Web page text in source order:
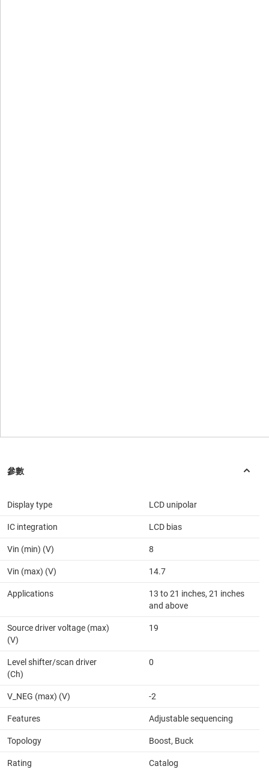
Display type LCD unipolar
IC integration LCD bias
Vin (min) (V) 8
Vin (max) (V) 14.7
Applications
13 to 21 inches, 21 inches
and above
Source driver voltage (max)
(V)
19
Level shifter/scan driver
(Ch)
0
V_NEG (max) (V) -2
Features Adjustable sequencing
Topology Boost, Buck
Rating Catalog